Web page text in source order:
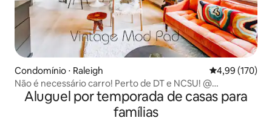
Condomínio ⋅ Raleigh 4,99 de uma
4,99 (170)
Não é necessário carro! Perto de DT e NCSU! @
VintageModPad
Aluguel por temporada de casas para
famílias